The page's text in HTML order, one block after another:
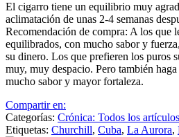
El cigarro tiene un equilibrio muy
aclimatación de unas 2-4 semanas
Recomendación de compra: A los que
equilibrados, con mucho sabor y
su dinero. Los que prefieren los puros
muy, muy despacio. Pero también
mucho sabor y mayor fortaleza.
Compartir en:
Categorías: Crónica: Todos los
Etiquetas: Churchill, Cuba, La Aurora,